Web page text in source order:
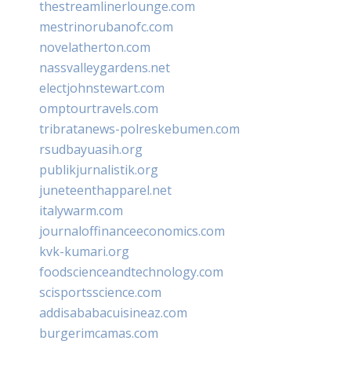
thestreamlinerlounge.com
mestrinorubanofc.com
novelatherton.com
nassvalleygardens.net
electjohnstewart.com
omptourtravels.com
tribratanews-polreskebumen.com
rsudbayuasih.org
publikjurnalistik.org
juneteenthapparel.net
italywarm.com
journaloffinanceeconomics.com
kvk-kumari.org
foodscienceandtechnology.com
scisportsscience.com
addisababacuisineaz.com
burgerimcamas.com